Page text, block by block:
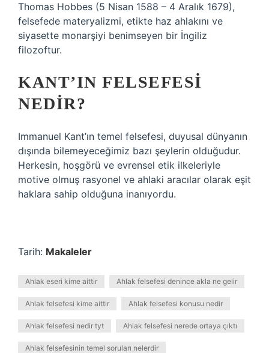
Thomas Hobbes (5 Nisan 1588 – 4 Aralık 1679),
felsefede materyalizmi, etikte haz ahlakını ve
siyasette monarşiyi benimseyen bir İngiliz
filozoftur.
KANT’IN FELSEFESI
NEDIR?
Immanuel Kant’ın temel felsefesi, duyusal dünyanın
dışında bilemeyeceğimiz bazı şeylerin olduğudur.
Herkesin, hoşgörü ve evrensel etik ilkeleriyle
motive olmuş rasyonel ve ahlaki aracılar olarak eşit
haklara sahip olduğuna inanıyordu.
Tarih: Makaleler
Ahlak eseri kime aittir Ahlak felsefesi denince akla ne gelir
Ahlak felsefesi kime aittir Ahlak felsefesi konusu nedir
Ahlak felsefesi nedir tyt Ahlak felsefesi nerede ortaya çıktı
Ahlak felsefesinin temel soruları nelerdir